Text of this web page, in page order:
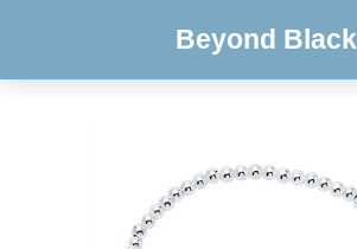
Beyond Black